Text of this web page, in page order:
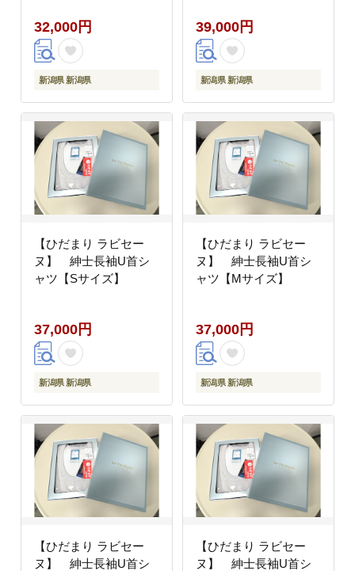
32,000円
新潟県 新潟県
39,000円
新潟県 新潟県
【ひだまり ラビセー
ヌ】 紳士長袖U首シ
ャツ【Sサイズ】
37,000円
新潟県 新潟県
【ひだまり ラビセー
ヌ】 紳士長袖U首シ
ャツ【Mサイズ】
37,000円
新潟県 新潟県
【ひだまり ラビセー
ヌ】 紳士長袖U首シ
【ひだまり ラビセー
ヌ】 紳士長袖U首シ